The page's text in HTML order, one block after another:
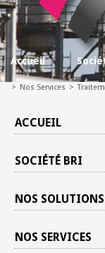
Accueil
> Nos Services >
ACCUEIL
SOCIÉTÉ BRI
NOS SOLUTIONS
NOS SERVICES